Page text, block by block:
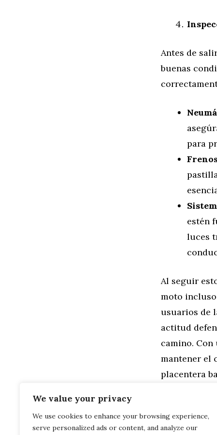
We value your privacy
We use cookies to enhance your browsing experience,
serve personalized ads or content, and analyze our
Antes de
buenas
para
estén
luces
Al seguir
moto
usuarios de
actitud
camino.
mantener el
placentera
Categorías
General,
Cómo